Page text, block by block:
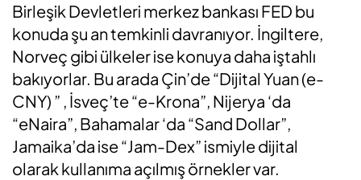
Birleşik Devletleri merkez bankası FED bu
konuda şu an temkinli davranıyor. İngiltere,
Norveç gibi ülkeler ise konuya daha iştahlı
bakıyorlar. Bu arada Çin’de “Dijital Yuan (e-
CNY) ” , İsveç’te “e-Krona”, Nijerya ‘da
“eNaira”, Bahamalar ‘da “Sand Dollar”,
Jamaika’da ise “Jam-Dex” ismiyle dijital
olarak kullanıma açılmış örnekler var.